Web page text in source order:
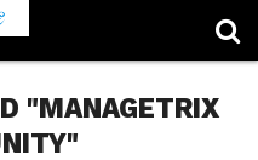
"MANAGETRIX